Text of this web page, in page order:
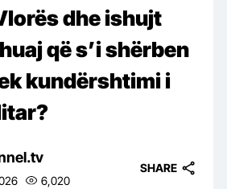
dhe ishujt
që s’i shërben
kundërshtimi i
6,020
SHARE